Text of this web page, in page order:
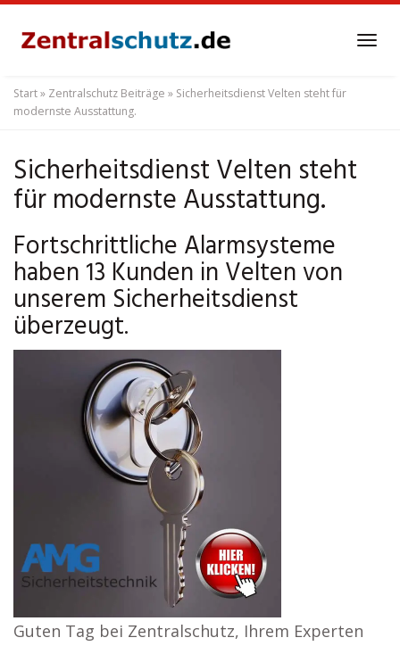
content
Start» Zentralschutz Beiträge » Sicherheitsdienst Velten steht für
modernste Ausstattung.
Sicherheitsdienst Velten steht
für modernste Ausstattung.
Fortschrittliche Alarmsysteme
haben 13 Kunden in Velten von
unserem Sicherheitsdienst
überzeugt.
Guten Tag bei Zentralschutz, Ihrem Experten